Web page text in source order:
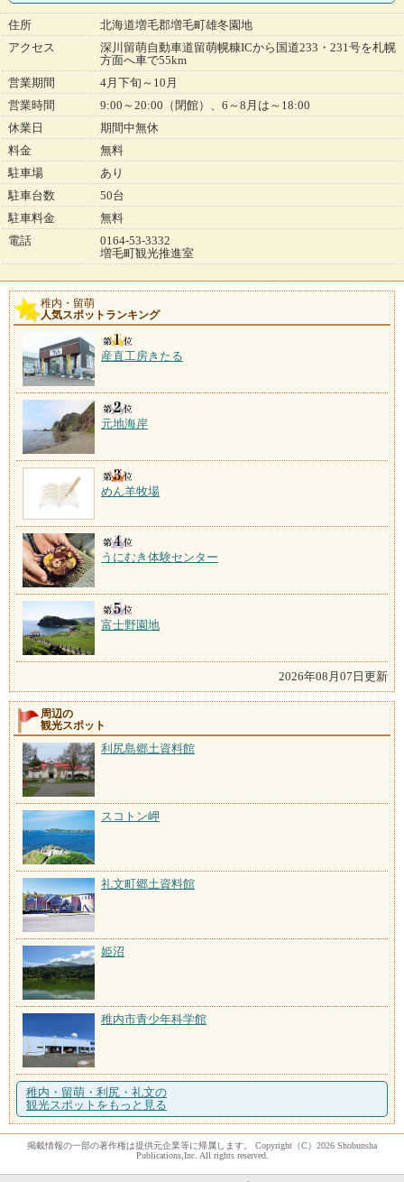
住所
北海道増毛郡増毛町雄冬園地
アクセス
深川留萌自動車道留萌幌糠ICから国道233・231号を札幌
方面へ車で55km
営業期間
4月下旬～10月
営業時間
9:00～20:00（閉館）、6～8月は～18:00
休業日
期間中無休
料金
無料
駐車場
あり
駐車台数
50台
駐車料金
無料
電話
0164-53-3332
増毛町観光推進室
稚内・留萌
人気スポットランキング
産直工房きたる
元地海岸
めん羊牧場
うにむき体験センター
富士野園地
2026年08月07日更新
周辺の
観光スポット
利尻島郷土資料館
スコトン岬
礼文町郷土資料館
姫沼
稚内市青少年科学館
稚内・留萌・利尻・礼文の
観光スポットをもっと見る
掲載情報の一部の著作権は提供元企業等に帰属します。 Copyright（C）2026 Shobunsha
Publications,Inc. All rights reserved.